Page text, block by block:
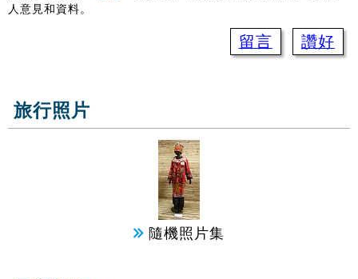
人意見和資料。
留言 讚好
旅行照片
隨機照片集